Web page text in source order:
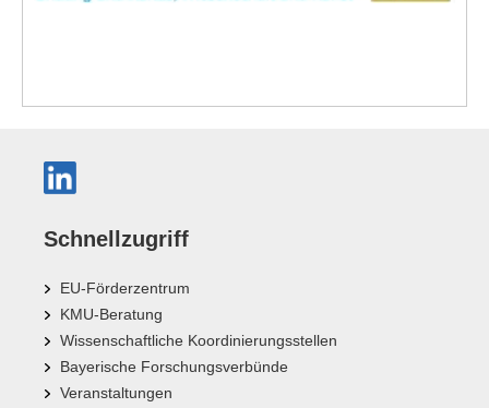
Schnellzugriff
EU-Förderzentrum
KMU-Beratung
Wissenschaftliche Koordinierungsstellen
Bayerische Forschungsverbünde
Veranstaltungen